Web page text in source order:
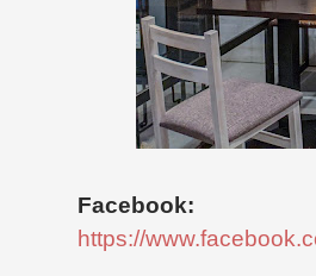
Facebook:
https://